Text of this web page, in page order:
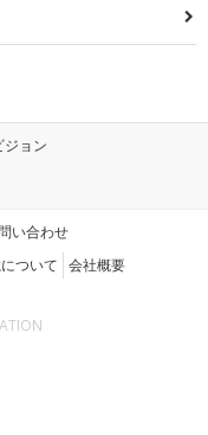
ジョン
い合わせ
ついて 会社概要